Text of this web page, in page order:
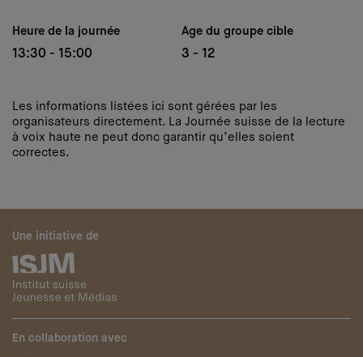
Heure de la journée
13:30 - 15:00
Age du groupe cible
3 - 12
Les informations listées ici sont gérées par les
organisateurs directement. La Journée suisse de la lecture
à voix haute ne peut donc garantir qu’elles soient
correctes.
Une initiative de
En collaboration avec